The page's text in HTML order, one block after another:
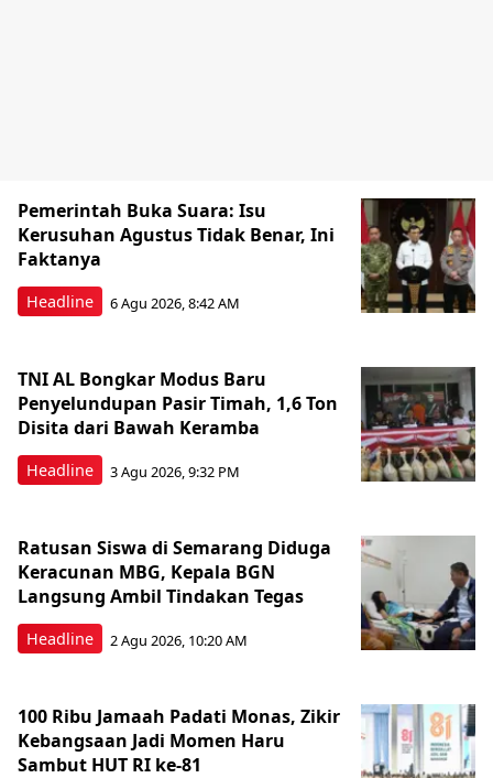
Headline
Pemerintah Buka Suara: Isu
Kerusuhan Agustus Tidak Benar, Ini
Faktanya
6 Agu 2026, 8:42 AM
Headline
TNI AL Bongkar Modus Baru
Penyelundupan Pasir Timah, 1,6 Ton
Disita dari Bawah Keramba
3 Agu 2026, 9:32 PM
Headline
Ratusan Siswa di Semarang Diduga
Keracunan MBG, Kepala BGN
Langsung Ambil Tindakan Tegas
2 Agu 2026, 10:20 AM
100 Ribu Jamaah Padati Monas, Zikir
Kebangsaan Jadi Momen Haru
Sambut HUT RI ke-81